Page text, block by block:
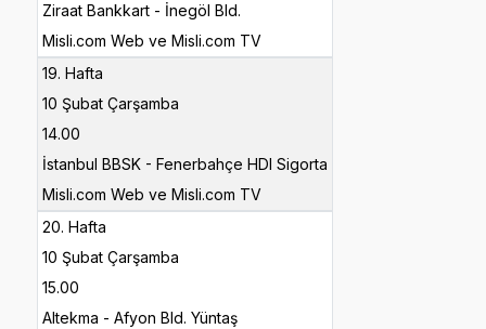
Ziraat Bankkart - İnegöl Bld.
Misli.com Web ve Misli.com TV
19. Hafta
10 Şubat Çarşamba
14.00
İstanbul BBSK - Fenerbahçe HDI Sigorta
Misli.com Web ve Misli.com TV
20. Hafta
10 Şubat Çarşamba
15.00
Altekma - Afyon Bld. Yüntaş